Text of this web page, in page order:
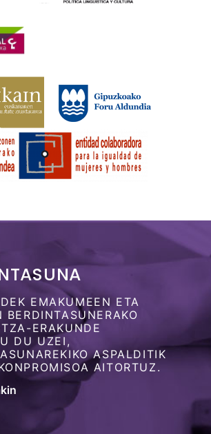
EMAKUMEEN ETA
BERDINTASUNERAKO
ERAKUNDE
DU UZEI,
ASPALDITIK
AITORTUZ.